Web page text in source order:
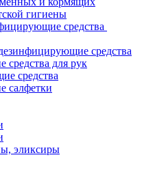
гигиены
средства
средства
средства для рук
средства
салфетки
эликсиры